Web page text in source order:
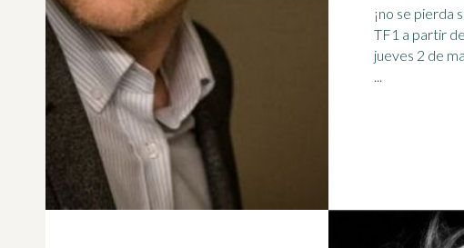
¡no se pierda
TF1 a partir
jueves 2 de
...